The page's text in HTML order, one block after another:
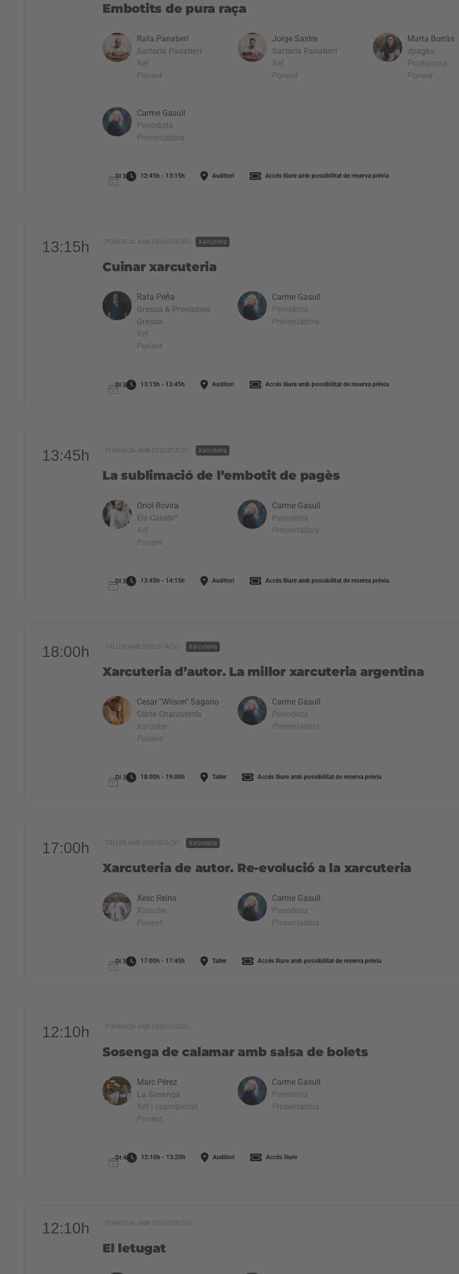
Embotits de pura raça
Rafa Panatieri
Sartoria Panatieri
Xef
Ponent
Jorge Sastre
Sartoria Panatieri
Xef
Ponent
Marta Borràs
dpagès
Productora
Ponent
Carme Gasull
Periodista
Presentadora
Dl 3 12:45h - 13:15h Auditori Accés lliure amb possibilitat de reserva prèvia
13:15h PONÈNCIA AMB DEGUSTACIÓ | Xarcuteria
Cuinar xarcuteria
Rafa Peña
Gresca & Provisions
Gresca
Xef
Ponent
Carme Gasull
Periodista
Presentadora
Dl 3 13:15h - 13:45h Auditori Accés lliure amb possibilitat de reserva prèvia
13:45h PONÈNCIA AMB DEGUSTACIÓ | Xarcuteria
La sublimació de l’embotit de pagès
Oriol Rovira
Els Casals*
Xef
Ponent
Carme Gasull
Periodista
Presentadora
Dl 3 13:45h - 14:15h Auditori Accés lliure amb possibilitat de reserva prèvia
18:00h TALLER AMB DEGUSTACIÓ | Xarcuteria
Xarcuteria d’autor. La millor xarcuteria argentina
César "Wilson" Sagario
Corte Charcutería
Xarcuter
Ponent
Carme Gasull
Periodista
Presentadora
Dl 3 18:00h - 19:00h Taller Accés lliure amb possibilitat de reserva prèvia
17:00h TALLER AMB DEGUSTACIÓ | Xarcuteria
Xarcuteria de autor. Re-evolució a la xarcuteria
Xesc Reina
Xarcuter
Ponent
Carme Gasull
Periodista
Presentadora
Dl 3 17:00h - 17:45h Taller Accés lliure amb possibilitat de reserva prèvia
12:10h PONÈNCIA AMB DEGUSTACIÓ |
Sosenga de calamar amb salsa de bolets
Marc Pérez
La Sosenga
Xef i copropietari
Ponent
Carme Gasull
Periodista
Presentadora
Dt 4 12:10h - 13:20h Auditori Accés lliure
12:10h PONÈNCIA AMB DEGUSTACIÓ |
El letugat